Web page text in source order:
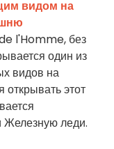
видом на
l'Homme, без
один из
видов на
этот
Железную леди.